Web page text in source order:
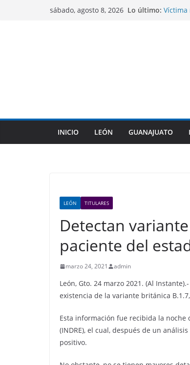
sábado, agosto 8, 2026 Lo último: Víctima
INICIO LEÓN GUANAJUATO
LEÓN TITULARES
Detectan
paciente del
marzo 24, 2021 admin
León, Gto. 24 marzo 2021. (Al
existencia de la variante británica
Esta información fue recibida la
(INDRE), el cual, después de un
positivo.